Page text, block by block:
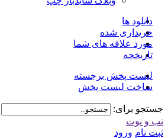
دانلود ها
خریداری شده
مورد علاقه های شما
تاریخچه
لیست پخش برجسته
ساخت لیست پخش
جستجو برای:
تب و نوت
ثبت نام ورود